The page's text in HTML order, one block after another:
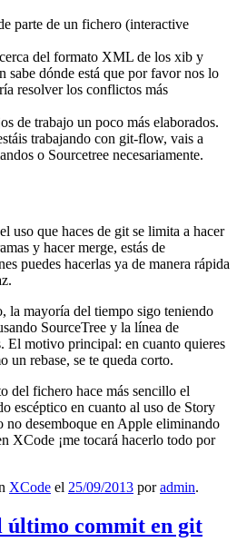
parte de un fichero (interactive
del formato XML de los xib y
sabe dónde está que por favor nos lo
resolver los conflictos más
de trabajo un poco más elaborados.
trabajando con git-flow, vais a
o Sourcetree necesariamente.
uso que haces de git se limita a hacer
y hacer merge, estás de
puedes hacerlas ya de manera rápida
la mayoría del tiempo sigo teniendo
SourceTree y la línea de
El motivo principal: en cuanto quieres
un rebase, se te queda corto.
del fichero hace más sencillo el
escéptico en cuanto al uso de Story
no desemboque en Apple eliminando
XCode ¡me tocará hacerlo todo por
XCode el 25/09/2013 poradmin.
último commit en git